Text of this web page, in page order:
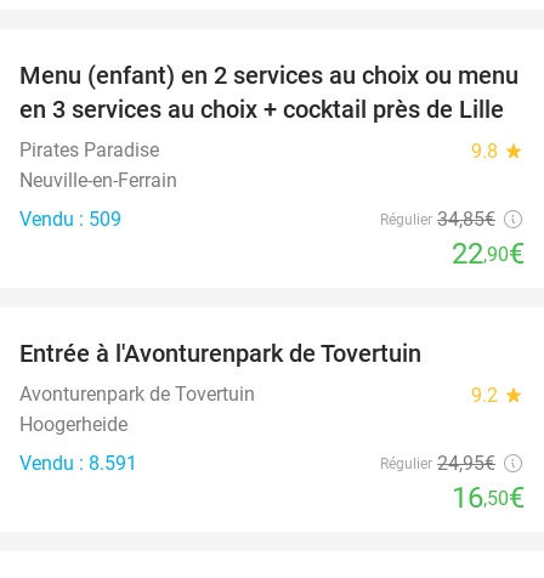
34%
Menu (enfant) en 2 services au choix ou menu
en 3 services au choix + cocktail près de Lille
Pirates Paradise 9.8 star
Neuville-en-Ferrain
Vendu : 509
Régulier 34,85€
22,90€
Entrée à l'Avonturenpark de Tovertuin
Avonturenpark de Tovertuin 9.2 star
Hoogerheide
Vendu : 8.591
Régulier 24,95€
16,50€